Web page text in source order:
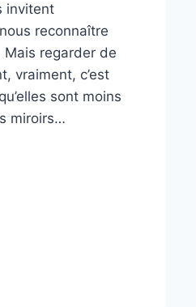
invitent
reconnaître
Mais regarder de
vraiment, c’est
sont moins
miroirs…